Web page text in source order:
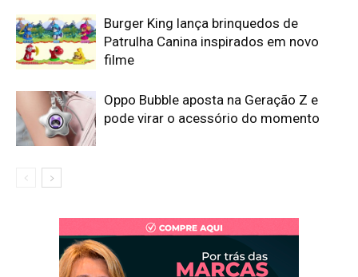
Burger King lança brinquedos de
Patrulha Canina inspirados em novo
filme
Oppo Bubble aposta na Geração Z e
pode virar o acessório do momento